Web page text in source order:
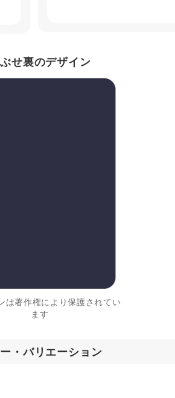
せ裏のデザイン
は著作権により保護されてい
ます
・バリエーション